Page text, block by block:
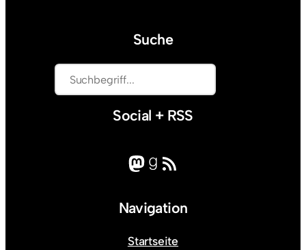
Suche
Social + RSS
Mastodon Goodreads RSS-Feed
Navigation
Startseite